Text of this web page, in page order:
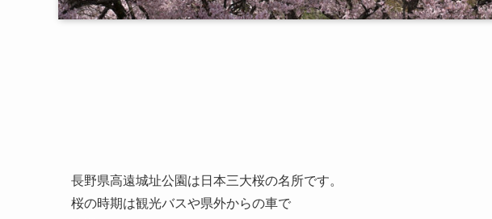
長野県高遠城址公園は日本三大桜の名所です。
桜の時期は観光バスや県外からの車で